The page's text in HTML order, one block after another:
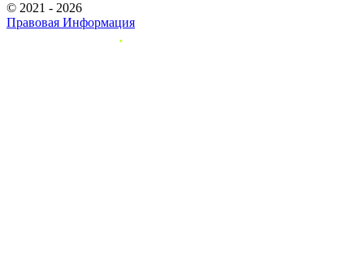
© 2021 - 2026
Правовая Информация